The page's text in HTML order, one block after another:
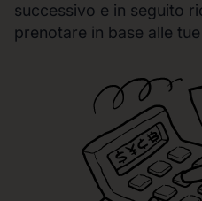
successivo e in seguito
prenotare in base alle